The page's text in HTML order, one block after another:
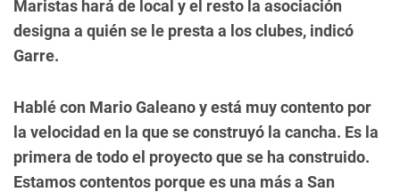
Maristas hará de local y el resto la asociación
designa a quién se le presta a los clubes, indicó
Garre.
Hablé con Mario Galeano y está muy contento por
la velocidad en la que se construyó la cancha. Es la
primera de todo el proyecto que se ha construido.
Estamos contentos porque es una más a San